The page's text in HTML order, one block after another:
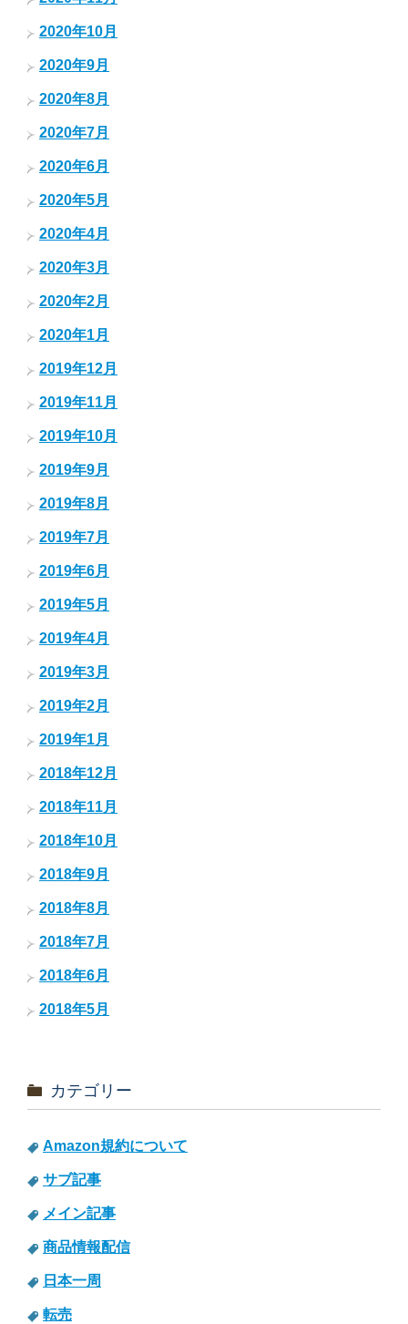
2020年10月
2020年9月
2020年8月
2020年7月
2020年6月
2020年5月
2020年4月
2020年3月
2020年2月
2020年1月
2019年12月
2019年11月
2019年10月
2019年9月
2019年8月
2019年7月
2019年6月
2019年5月
2019年4月
2019年3月
2019年2月
2019年1月
2018年12月
2018年11月
2018年10月
2018年9月
2018年8月
2018年7月
2018年6月
2018年5月
カテゴリー
Amazon規約について
サブ記事
メイン記事
商品情報配信
日本一周
転売